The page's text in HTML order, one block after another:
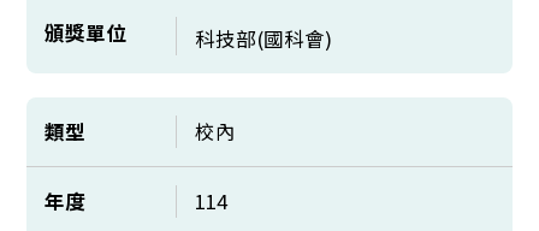
頒獎單位 科技部(國科會)
類型 校內
年度 114